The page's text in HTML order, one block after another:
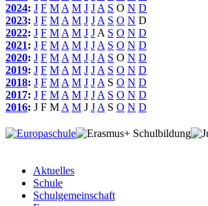
2024: J F M A M J J A S O N D
2023: J F M A M J J A S O N D
2022: J F M A M J J A S O N D
2021: J F M A M J J A S O N D
2020: J F M A M J J A S O N D
2019: J F M A M J J A S O N D
2018: J F M A M J J A S O N D
2017: J F M A M J J A S O N D
2016: J F M A M J J A S O N D
Aktuelles
Schule
Schulgemeinschaft